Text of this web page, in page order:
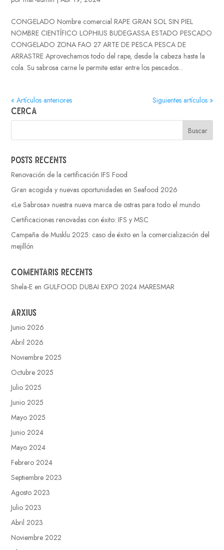
CONGELADO Nombre comercial RAPE GRAN SOL SIN PIEL
NOMBRE CIENTÍFICO LOPHIUS BUDEGASSA ESTADO PESCADO
CONGELADO ZONA FAO 27 ARTE DE PESCA PESCA DE
ARRASTRE Aprovechamos todo del rape, desde la cabeza hasta la
cola. Su sabrosa carne le permite estar entre los pescados...
« Artículos anteriores Siguientes artículos »
Cerca
Posts recents
Renovación de la certificación IFS Food
Gran acogida y nuevas oportunidades en Seafood 2026
«Le Sabrosa» nuestra nueva marca de ostras para todo el mundo
Certificaciones renovadas con éxito: IFS y MSC
Campaña de Musklu 2025: caso de éxito en la comercialización del
mejillón
Comentaris recents
Shela-E en GULFOOD DUBAI EXPO 2024 MARESMAR
Arxius
Junio 2026
Abril 2026
Noviembre 2025
Octubre 2025
Julio 2025
Junio 2025
Mayo 2025
Junio 2024
Mayo 2024
Febrero 2024
Septiembre 2023
Agosto 2023
Julio 2023
Abril 2023
Noviembre 2022